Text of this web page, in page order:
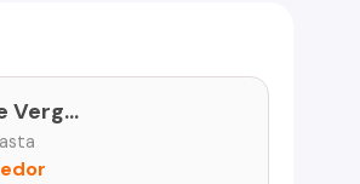
Tracy Nicolette Vergara Villagra